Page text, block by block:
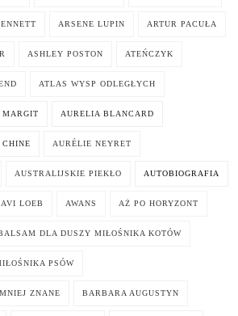
ARSENE LUPIN ARTUR PACUŁA
ASHLEY POSTON ATEŃCZYK
ATLAS WYSP ODLEGŁYCH
MARGIT AURELIA BLANCARD
AURÉLIE NEYRET
AUSTRALIJSKIE PIEKŁO AUTOBIOGRAFIA
AVI LOEB AWANS AŻ PO HORYZONT
DLA DUSZY MIŁOŚNIKA KOTÓW
PSÓW
ZNANE BARBARA AUGUSTYN